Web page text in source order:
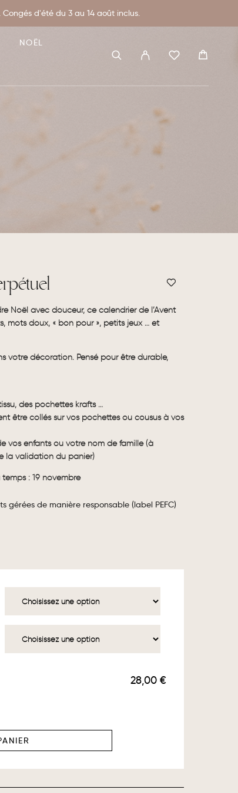
d'été du 3 au 14 août inclus.
NOËL
Noël avec douceur, ce calendrier de l’Avent
mots doux, « bon pour », petits jeux … et
votre décoration. Pensé pour être durable,
des pochettes krafts …
être collés sur vos pochettes ou cousus à vos
vos enfants ou votre nom de famille (à
la validation du panier)
: 19 novembre
gérées de manière responsable (label PEFC)
28,00 €